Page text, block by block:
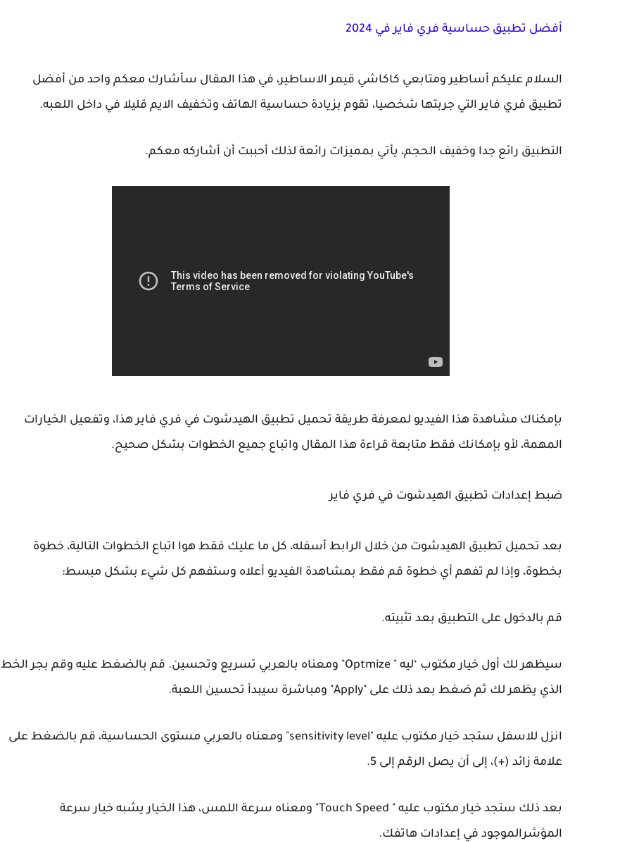
أفضل تطبيق حساسية فري فاير في 2024
السلام عليكم أساطير ومتابعي كاكاشي قيمر الاساطير، في هذا المقال سأشارك معكم واحد من أفضل
تطبيق فري فاير التي جربتها شخصيا، تقوم بزيادة حساسية الهاتف وتخفيف الايم قليلا في داخل اللعبه.
التطبيق رائع جدا وخفيف الحجم، يأتي بمميزات رائعة لذلك أحببت أن أشاركه معكم.
بإمكناك مشاهدة هذا الفيديو لمعرفة طريقة تحميل تطبيق الهيدشوت في فري فاير هذا، وتفعيل الخيارات
المهمة، لأو بإمكانك فقط متابعة قراءة هذا المقال واتباع جميع الخطوات بشكل صحيح.
ضبط إعدادات تطبيق الهيدشوت في فري فاير
بعد تحميل تطبيق الهيدشوت من خلال الرابط أسفله، كل ما عليك فقط هوا اتباع الخطوات التالية، خطوة
بخطوة، وإذا لم تفهم أي خطوة قم فقط بمشاهدة الفيديو أعلاه وستفهم كل شيء بشكل مبسط:
قم بالدخول على التطبيق بعد تثبيته.
سيظهر لك أول خيار مكتوب ‘ليه " Optmize" ومعناه بالعربي تسريع وتحسين. قم بالضغط عليه وقم بجر الخط
الذي يظهر لك ثم ضغط بعد ذلك على "Apply" ومباشرة سيبدأ تحسين اللعبة.
انزل للاسفل ستجد خيار مكتوب عليه "sensitivity level" ومعناه بالعربي مستوى الحساسية، قم بالضغط على
علامة زائد (+)، إلى أن يصل الرقم إلى 5.
بعد ذلك ستجد خيار مكتوب عليه " Touch Speed" ومعناه سرعة اللمس، هذا الخيار يشبه خيار سرعة
المؤشرالموجود في إعدادات هاتفك.